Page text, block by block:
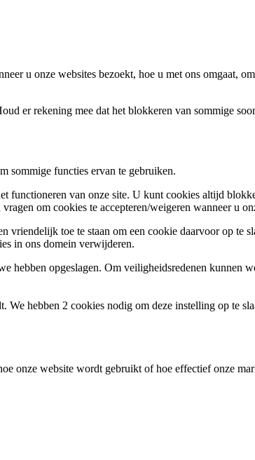
u onze websites bezoekt, hoe u met ons omgaat,
er rekening mee dat het blokkeren van sommige
sommige functies ervan te gebruiken.
functioneren van onze site. U kunt cookies altijd
om cookies te accepteren/weigeren wanneer u
toe te staan om een cookie daarvoor op te
in ons domein verwijderen.
opgeslagen. Om veiligheidsredenen kunnen
hebben 2 cookies nodig om deze instelling op te
onze website wordt gebruikt of hoe effectief onze